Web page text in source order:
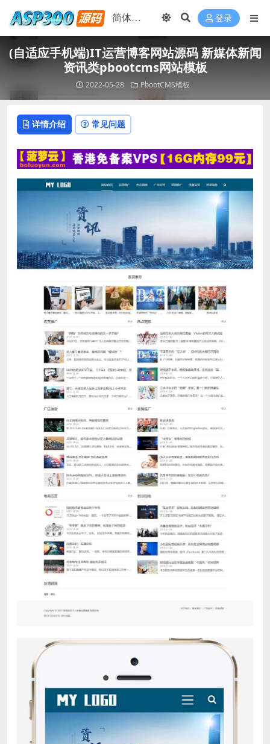
登录
(自适应手机端)IT运营博客网站源码 新媒体新闻
资讯类pbootcms网站模板
2022-05-28 PbootCMS模板
详情介绍 常见问题